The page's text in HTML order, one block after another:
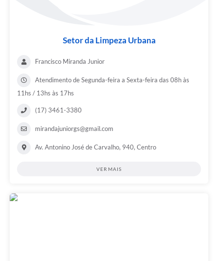
Setor da Limpeza Urbana
Francisco Miranda Junior
Atendimento de Segunda-feira a Sexta-feira das 08h às
11hs / 13hs às 17hs
(17) 3461-3380
mirandajuniorgs@gmail.com
Av. Antonino José de Carvalho, 940, Centro
VER MAIS